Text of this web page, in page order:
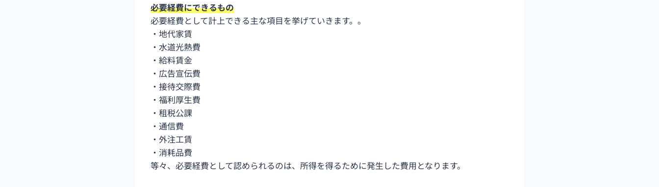
必要経費にできるもの
必要経費として計上できる主な項目を挙げていきます。。
・地代家賃
・水道光熱費
・給料賃金
・広告宣伝費
・接待交際費
・福利厚生費
・租税公課
・通信費
・外注工賃
・消耗品費
等々、必要経費として認められるのは、所得を得るために発生した費用となります。